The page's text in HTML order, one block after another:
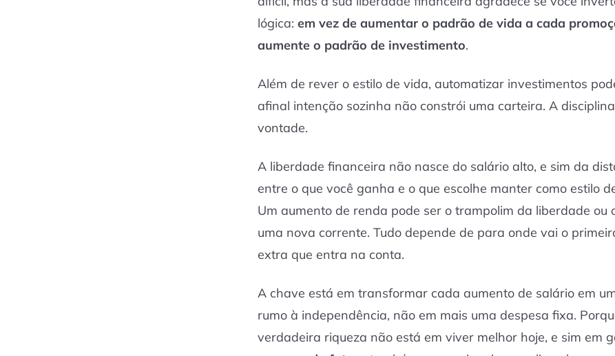
lógica: em vez de aumentar o padrão de vida a cada
aumente o padrão de investimento.
Além de rever o estilo de vida, automatizar investimentos
afinal intenção sozinha não constrói uma carteira. A
vontade.
A liberdade financeira não nasce do salário alto, e sim da
entre o que você ganha e o que escolhe manter como estilo
Um aumento de renda pode ser o trampolim da liberdade ou
uma nova corrente. Tudo depende de para onde vai o
extra que entra na conta.
A chave está em transformar cada aumento de salário em
rumo à independência, não em mais uma despesa fixa.
verdadeira riqueza não está em viver melhor hoje, e sim em